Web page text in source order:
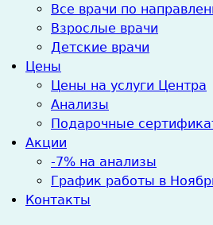
Все врачи по
Взрослые врачи
Детские врачи
Цены
Цены на услуги Центра
Анализы
Подарочные
Акции
-7% на анализы
График работы в
Контакты